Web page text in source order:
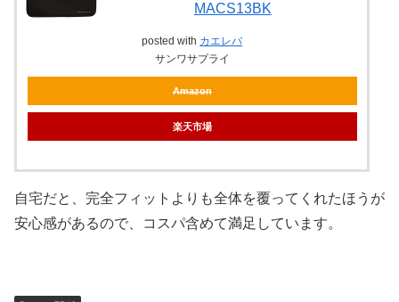
MACS13BK
posted with カエレバ
サンワサプライ
Amazon
楽天市場
自宅だと、完全フィットよりも全体を覆ってくれたほうが
安心感があるので、コスパ含めて満足しています。